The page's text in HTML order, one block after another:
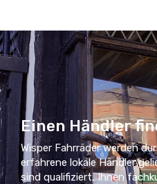
Einen Händler
Wisper Fahrräder werden
erfahrene lokale Händler
sind qualifiziert, Ihnen